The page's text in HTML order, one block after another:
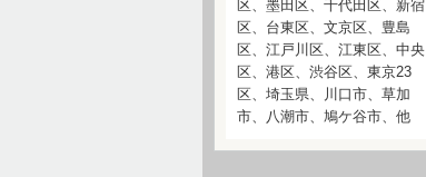
区、墨田区、千代田区、新宿
区、台東区、文京区、豊島
区、江戸川区、江東区、中央
区、港区、渋谷区、東京23
区、埼玉県、川口市、草加
市、八潮市、鳩ケ谷市、他